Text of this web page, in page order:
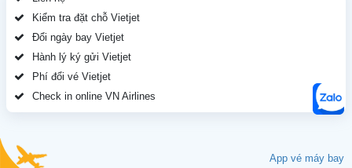
Kiểm tra đặt chỗ Vietjet
Đổi ngày bay Vietjet
Hành lý ký gửi Vietjet
Phí đổi vé Vietjet
Check in online VN Airlines
App vé máy bay